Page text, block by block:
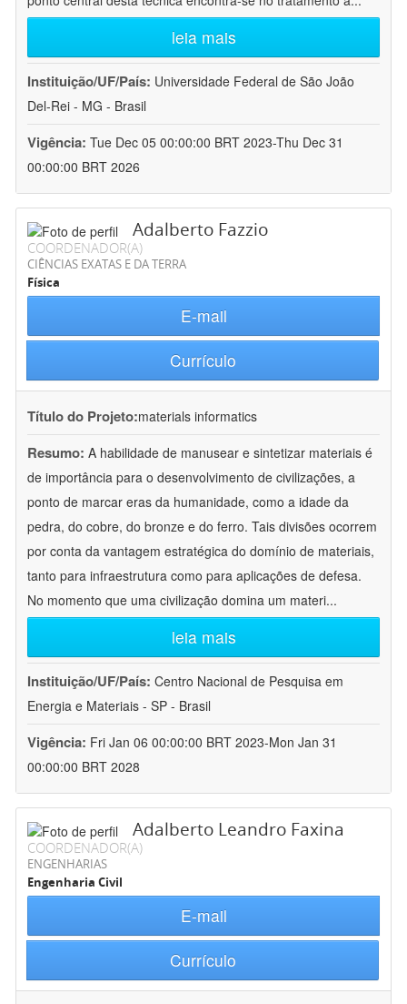
leia mais
Instituição/UF/País: Universidade Federal de São João
Del-Rei - MG - Brasil
Vigência: Tue Dec 05 00:00:00 BRT 2023-Thu Dec 31
00:00:00 BRT 2026
Adalberto Fazzio
COORDENADOR(A)
CIÊNCIAS EXATAS E DA TERRA
Física
E-mail
Currículo
Título do Projeto:materials informatics
Resumo: A habilidade de manusear e sintetizar materiais é
de importância para o desenvolvimento de civilizações, a
ponto de marcar eras da humanidade, como a idade da
pedra, do cobre, do bronze e do ferro. Tais divisões ocorrem
por conta da vantagem estratégica do domínio de materiais,
tanto para infraestrutura como para aplicações de defesa.
No momento que uma civilização domina um materi...
leia mais
Instituição/UF/País: Centro Nacional de Pesquisa em
Energia e Materiais - SP - Brasil
Vigência: Fri Jan 06 00:00:00 BRT 2023-Mon Jan 31
00:00:00 BRT 2028
Adalberto Leandro Faxina
COORDENADOR(A)
ENGENHARIAS
Engenharia Civil
E-mail
Currículo